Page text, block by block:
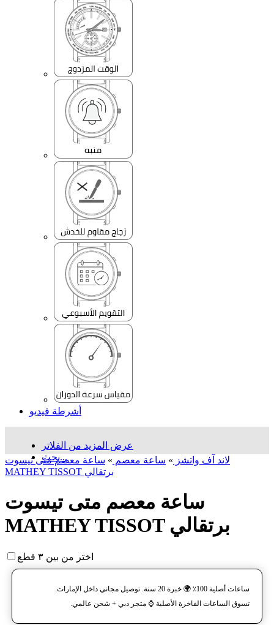
أشرطة فيديو
عرض المزيد من الفلاتر
بحث...
لاند آف واتشز » ساعة معصم » ساعة معصم متی تیسوت
MATHEY TISSOT برتقالي
ساعة معصم متی تیسوت
MATHEY TISSOT برتقالي
اختر من بين ٣ قطع
ساعات أصلية 100٪ 🌍 خبرة 20 سنة. توصيل مجاني داخل الإمارات.
تسوق الساعات الفاخرة الأصلية ⌚️ متجر دبي + شحن عالمي.